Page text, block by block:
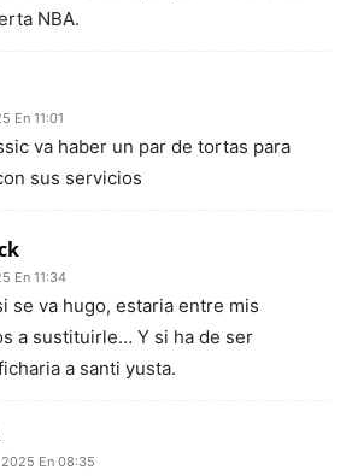
NBA.
En 11:01
va haber un par de tortas para
sus servicios
En 11:34
se va hugo, estaria entre mis
a sustituirle… Y si ha de ser
a santi yusta.
En 08:35